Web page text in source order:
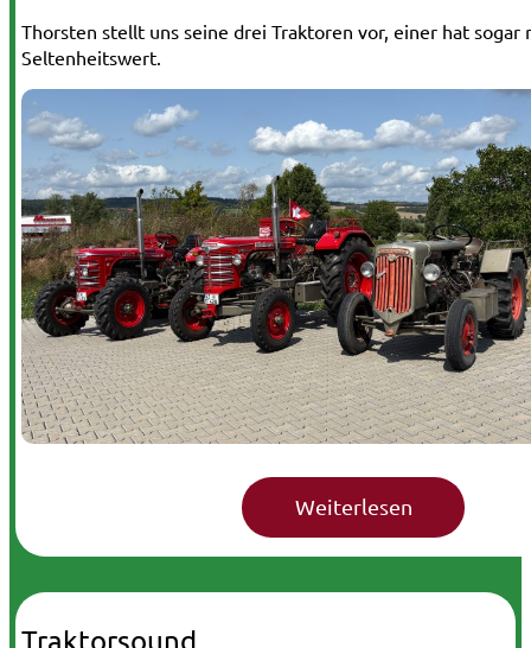
Thorsten stellt uns seine drei Traktoren vor, einer hat sogar
Seltenheitswert.
Traktorsound